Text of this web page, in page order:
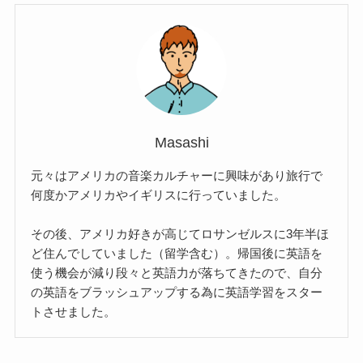
Masashi
元々はアメリカの音楽カルチャーに興味があり旅行で
何度かアメリカやイギリスに行っていました。
その後、アメリカ好きが高じてロサンゼルスに3年半ほ
ど住んでしていました（留学含む）。帰国後に英語を
使う機会が減り段々と英語力が落ちてきたので、自分
の英語をブラッシュアップする為に英語学習をスター
トさせました。